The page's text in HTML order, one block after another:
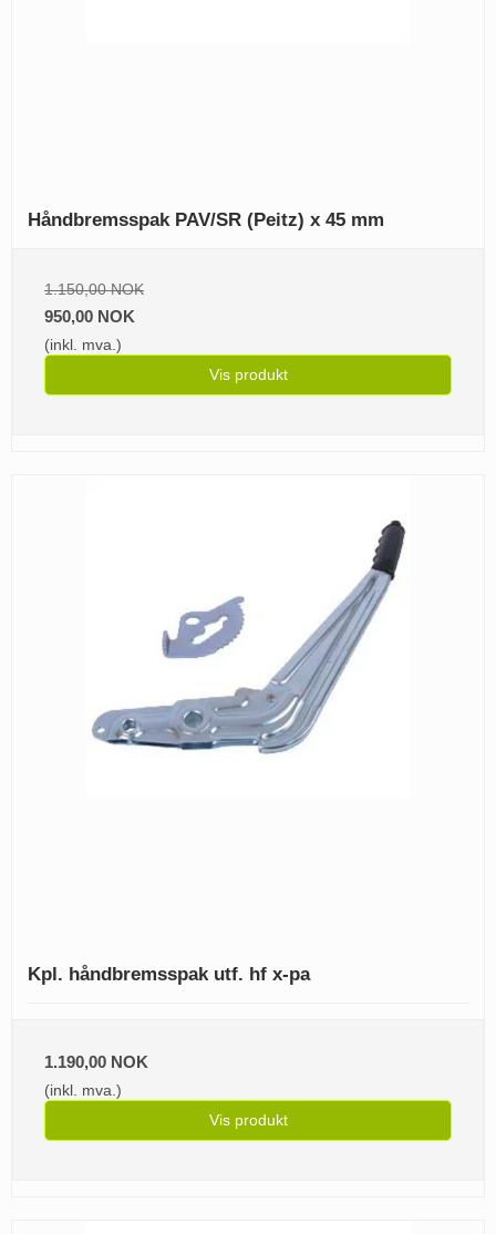
Håndbremsspak PAV/SR (Peitz) x 45 mm
1.150,00 NOK
950,00 NOK
(inkl. mva.)
Vis produkt
Kpl. håndbremsspak utf. hf x-pa
1.190,00 NOK
(inkl. mva.)
Vis produkt